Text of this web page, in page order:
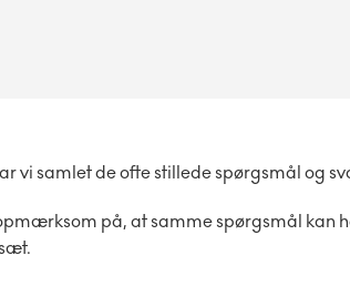
vi samlet de ofte stillede spørgsmål og
på, at samme spørgsmål kan